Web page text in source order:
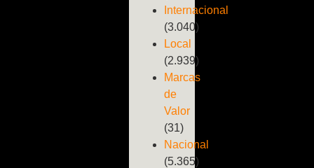
Internacional
(3.040)
Local
(2.939)
Marcas
de
Valor
(31)
Nacional
(5.365)